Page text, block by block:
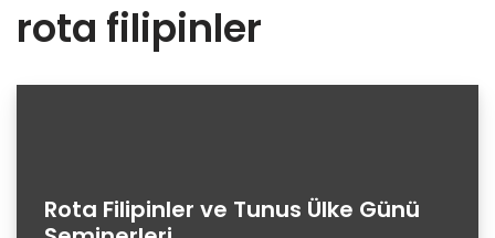
rota filipinler
Rota Filipinler ve Tunus Ülke Günü